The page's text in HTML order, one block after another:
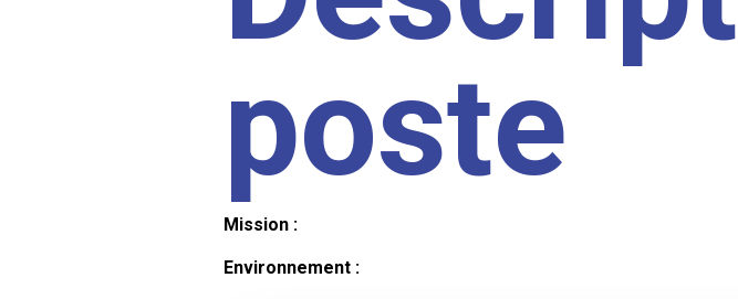
poste
Mission :
Environnement :